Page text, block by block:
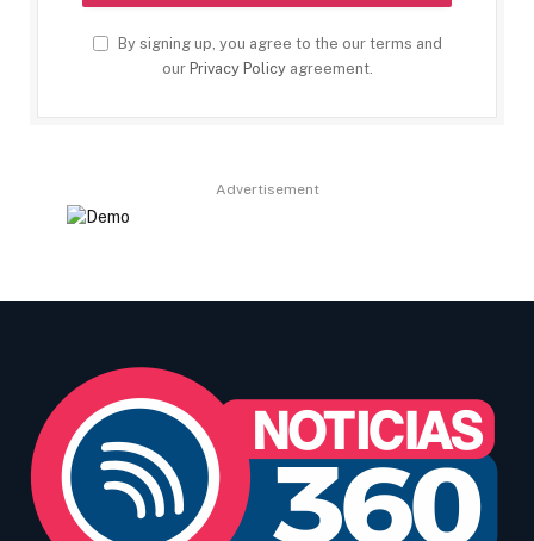
By signing up, you agree to the our terms and
our Privacy Policyagreement.
Advertisement